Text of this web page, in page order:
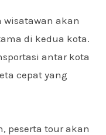
wisatawan akan
di kedua kota.
antar kota
cepat yang
peserta tour akan